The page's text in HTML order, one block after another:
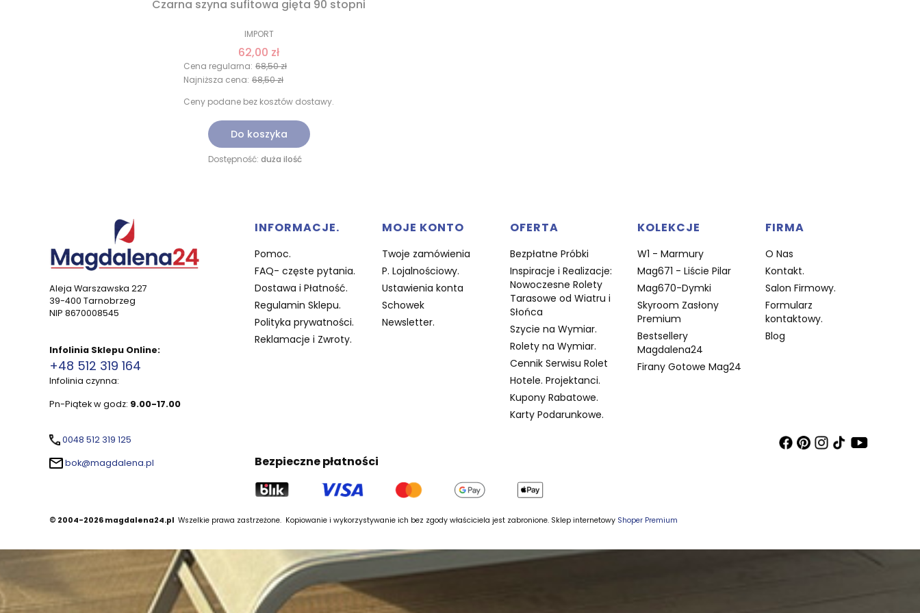
Czarna szyna sufitowa gięta 90 stopni
IMPORT
62,00 zł
Cena regularna: 68,50 zł
Najniższa cena: 68,50 zł
Ceny podane bez kosztów dostawy.
Do koszyka
Dostępność: duża ilość
Aleja Warszawska 227
39-400 Tarnobrzeg
NIP 8670008545
Infolinia Sklepu Online:
+48 512 319 164
Infolinia czynna:
Pn-Piątek w godz: 9.00-17.00
0048 512 319 125
bok@magdalena.pl
Linki w stopce
INFORMACJE.
Pomoc.
FAQ- częste pytania.
Dostawa i Płatność.
Regulamin Sklepu.
Polityka prywatności.
Reklamacje i Zwroty.
MOJE KONTO
Twoje zamówienia
P. Lojalnościowy.
Ustawienia konta
Schowek
Newsletter.
OFERTA
Bezpłatne Próbki
Inspiracje i Realizacje:
Nowoczesne Rolety
Tarasowe od Wiatru i
Słońca
Szycie na Wymiar.
Rolety na Wymiar.
Cennik Serwisu Rolet
Hotele. Projektanci.
Kupony Rabatowe.
Karty Podarunkowe.
KOLEKCJE
W1 - Marmury
Mag671 - Liście Pilar
Mag670-Dymki
Skyroom Zasłony
Premium
Bestsellery
Magdalena24
Firany Gotowe Mag24
FIRMA
O Nas
Kontakt.
Salon Firmowy.
Formularz
kontaktowy.
Blog
Bezpieczne płatności
© 2004-2026 magdalena24.pl Wszelkie prawa zastrzeżone. Kopiowanie i wykorzystywanie ich bez zgody właściciela jest zabronione. Sklep internetowy Shoper Premium